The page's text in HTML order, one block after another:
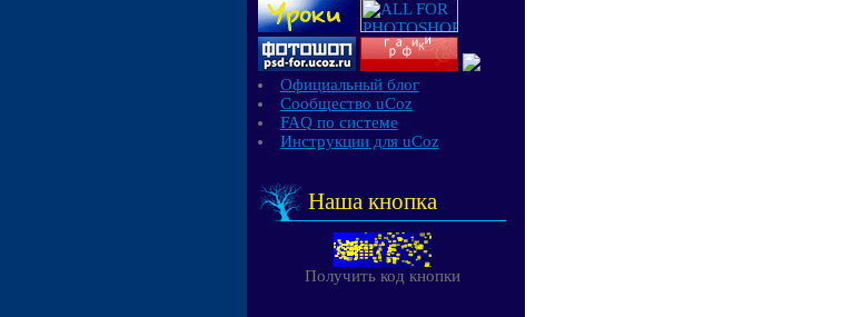
Официальный блог
Сообщество uCoz
FAQ по системе
Инструкции для uCoz
Наша кнопка
Получить код кнопки